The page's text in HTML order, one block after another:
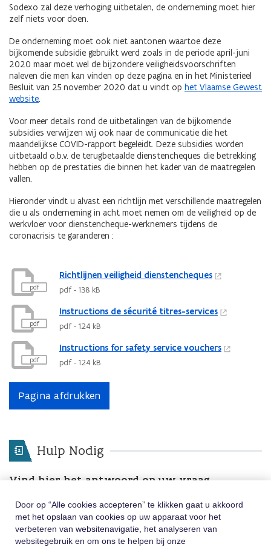
Sodexo zal deze verhoging uitbetalen, de onderneming moet hier
zelf niets voor doen.
De onderneming moet ook niet aantonen waartoe deze
bijkomende subsidie gebruikt werd zoals in de periode april-juni
2020 maar moet wel de bijzondere veiligheidsvoorschriften
naleven die men kan vinden op deze pagina en in het Ministerieel
Besluit van 25 november 2020 dat u vindt op het Vlaamse Gewest
website.
Voor meer details rond de uitbetalingen van de bijkomende
subsidies verwijzen wij ook naar de communicatie die het
maandelijkse COVID-rapport begeleidt. Deze subsidies worden
uitbetaald o.b.v. de terugbetaalde dienstencheques die betrekking
hebben op de prestaties die binnen het kader van de maatregelen
vallen.
Hieronder vindt u alvast een richtlijn met verschillende maatregelen
die u als onderneming in acht moet nemen om de veiligheid op de
werkvloer voor dienstencheque-werknemers tijdens de
coronacrisis te garanderen :
pdf
Richtlijnen veiligheid dienstencheques
(Link
pdf - 138 kB
pdf
Instructions de sécurité titres-services
(Link
pdf - 124 kB
pdf
Instructions for safety service vouchers
(Link
pdf - 124 kB
Pagina afdrukken
Hulp Nodig
Vind hier het antwoord op uw vraag
Zoekterms Zoeken
Nog andere vragen? Neem contact met ons op
Door op “Alle cookies accepteren” te klikken gaat u akkoord
met het opslaan van cookies op uw apparaat voor het
verbeteren van websitenavigatie, het analyseren van
websitegebruik en om ons te helpen bij onze